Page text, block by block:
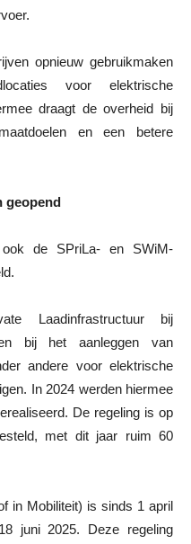
opnieuw gebruikmaken
voor elektrische
draagt de overheid bij
en een betere
geopend
de SPriLa- en SWiM-
Laadinfrastructuur bij
bij het aanleggen van
andere voor elektrische
In 2024 werden hiermee
De regeling is op
met dit jaar ruim 60
in Mobiliteit) is sinds 1 april
juni 2025. Deze regeling